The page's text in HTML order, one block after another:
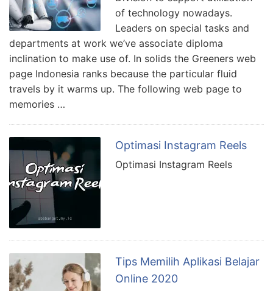
of technology nowadays.
Leaders on special tasks and
departments at work we’ve associate diploma
inclination to make use of. In solids the Greeners web
page Indonesia ranks because the particular fluid
travels by it warms up. The following web page to
memories …
Optimasi Instagram Reels
Optimasi Instagram Reels
Tips Memilih Aplikasi Belajar
Online 2020